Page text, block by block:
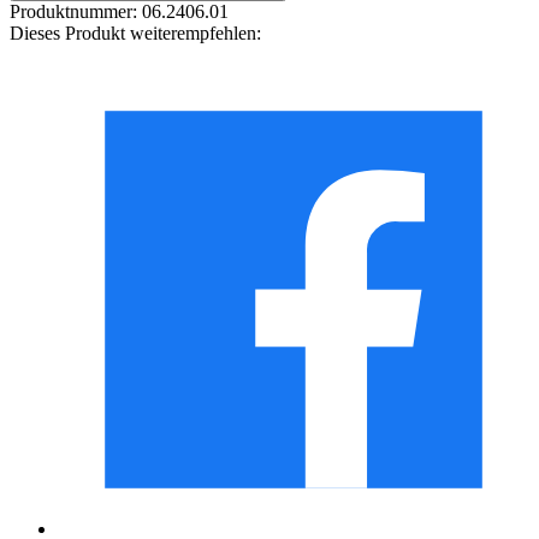
Produktnummer: 06.2406.01
Dieses Produkt weiterempfehlen: